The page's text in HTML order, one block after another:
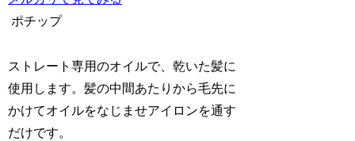
ポチップ
ストレート専用のオイルで、乾いた髪に
使用します。髪の中間あたりから毛先に
かけてオイルをなじませアイロンを通す
だけです。